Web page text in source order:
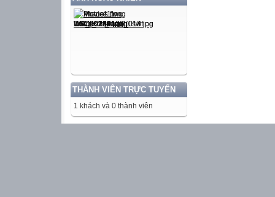
THÀNH VIÊN TRỰC TUYẾN
1 khách và 0 thành viên